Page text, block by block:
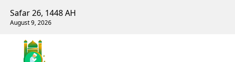
Safar 26, 1448 AH
August 9, 2026